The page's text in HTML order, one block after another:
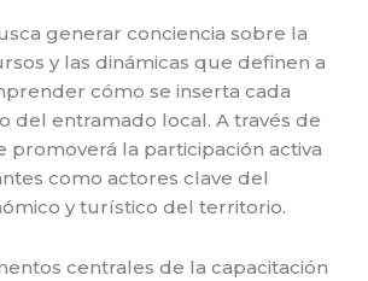
generar conciencia sobre la
y las dinámicas que definen a
cómo se inserta cada
del entramado local. A través de
promoverá la participación activa
como actores clave del
y turístico del territorio.
centrales de la capacitación